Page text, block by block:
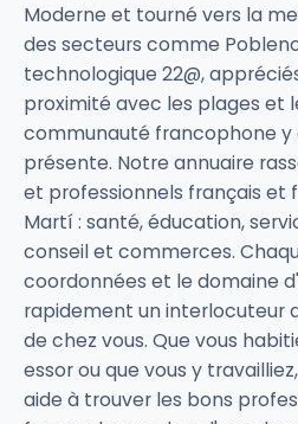
Moderne et tourné vers la
des secteurs comme
technologique 22@,
proximité avec les plages et
communauté francophone y
présente. Notre annuaire
et professionnels français et
Martí : santé, éducation,
conseil et commerces.
coordonnées et le domaine
rapidement un interlocuteur
de chez vous. Que vous
essor ou que vous y
aide à trouver les bons